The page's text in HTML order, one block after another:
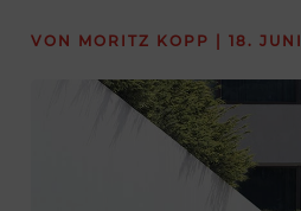
VON MORITZ KOPP | 18.